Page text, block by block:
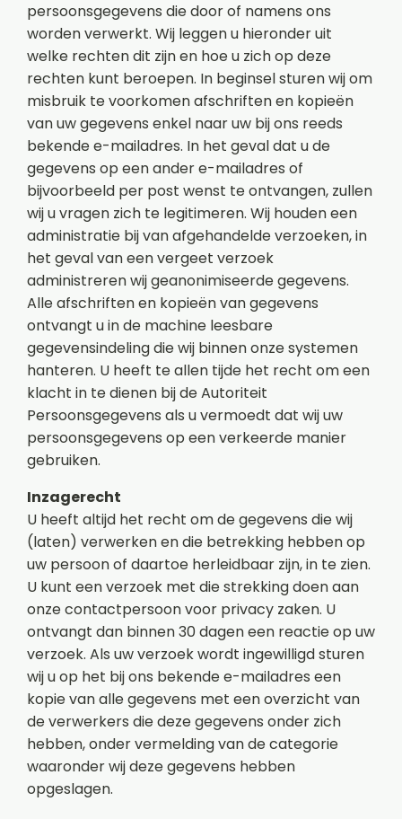
persoonsgegevens die door of namens ons
worden verwerkt. Wij leggen u hieronder uit
welke rechten dit zijn en hoe u zich op deze
rechten kunt beroepen. In beginsel sturen wij om
misbruik te voorkomen afschriften en kopieën
van uw gegevens enkel naar uw bij ons reeds
bekende e-mailadres. In het geval dat u de
gegevens op een ander e-mailadres of
bijvoorbeeld per post wenst te ontvangen, zullen
wij u vragen zich te legitimeren. Wij houden een
administratie bij van afgehandelde verzoeken, in
het geval van een vergeet verzoek
administreren wij geanonimiseerde gegevens.
Alle afschriften en kopieën van gegevens
ontvangt u in de machine leesbare
gegevensindeling die wij binnen onze systemen
hanteren. U heeft te allen tijde het recht om een
klacht in te dienen bij de Autoriteit
Persoonsgegevens als u vermoedt dat wij uw
persoonsgegevens op een verkeerde manier
gebruiken.
Inzagerecht
U heeft altijd het recht om de gegevens die wij
(laten) verwerken en die betrekking hebben op
uw persoon of daartoe herleidbaar zijn, in te zien.
U kunt een verzoek met die strekking doen aan
onze contactpersoon voor privacy zaken. U
ontvangt dan binnen 30 dagen een reactie op uw
verzoek. Als uw verzoek wordt ingewilligd sturen
wij u op het bij ons bekende e-mailadres een
kopie van alle gegevens met een overzicht van
de verwerkers die deze gegevens onder zich
hebben, onder vermelding van de categorie
waaronder wij deze gegevens hebben
opgeslagen.